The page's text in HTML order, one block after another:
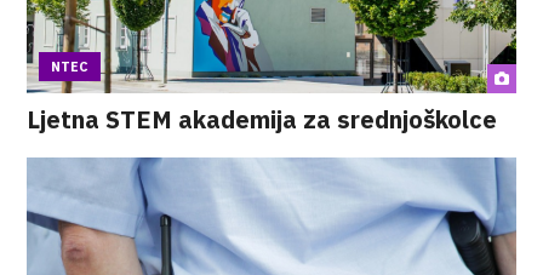
NTEC
Ljetna STEM akademija za srednjoškolce